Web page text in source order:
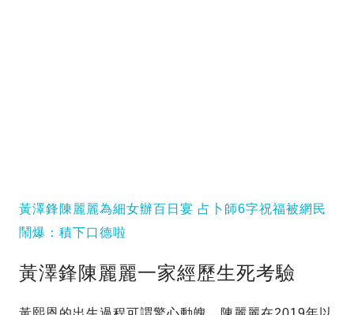
黃澤鋒陳麗麗為細女辦百日宴 占卜師6字祝福被網民
鬧爆：積下口德啦
黃澤鋒陳麗麗一家經歷生死考驗